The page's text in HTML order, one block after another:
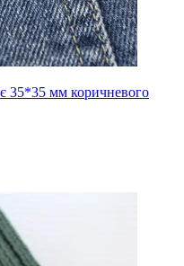
35*35 мм коричневого